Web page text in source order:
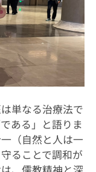
単なる治療法で
ある」と語りま
（自然と人は一
ることで調和が